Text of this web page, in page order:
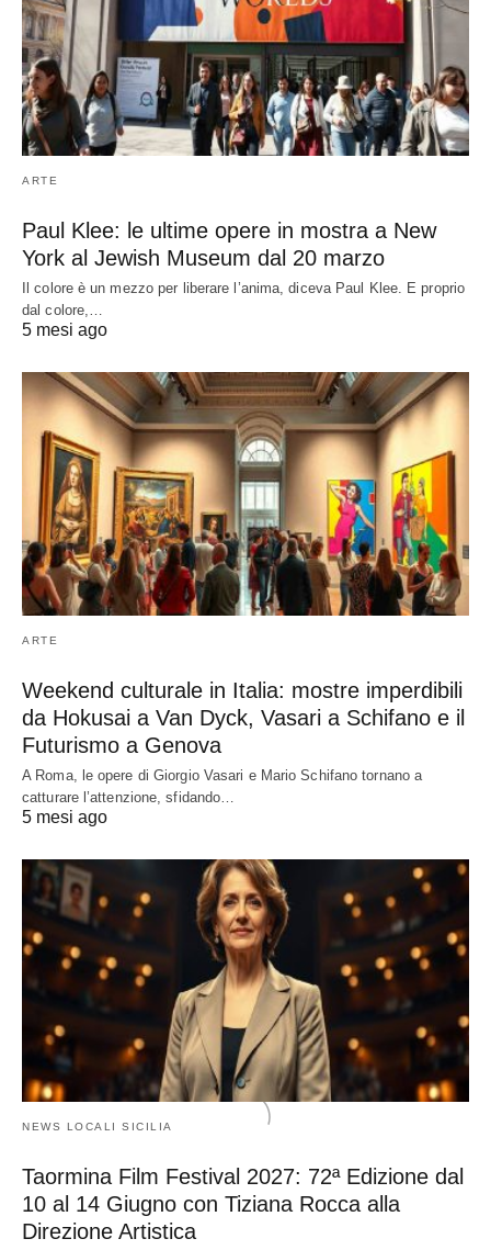
ARTE
Paul Klee: le ultime opere in mostra a New
York al Jewish Museum dal 20 marzo
Il colore è un mezzo per liberare l’anima, diceva Paul Klee. E proprio
dal colore,…
5 mesi ago
ARTE
Weekend culturale in Italia: mostre imperdibili
da Hokusai a Van Dyck, Vasari a Schifano e il
Futurismo a Genova
A Roma, le opere di Giorgio Vasari e Mario Schifano tornano a
catturare l’attenzione, sfidando…
5 mesi ago
NEWS LOCALI SICILIA
Taormina Film Festival 2027: 72ª Edizione dal
10 al 14 Giugno con Tiziana Rocca alla
Direzione Artistica